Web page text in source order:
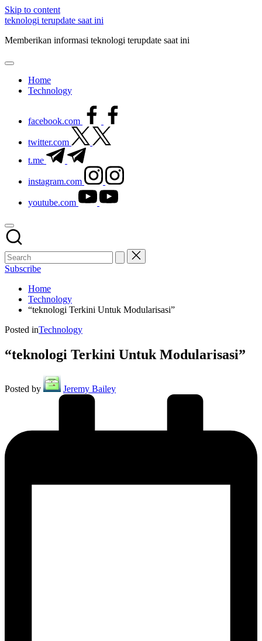
Skip to content
teknologi terupdate saat ini
Memberikan informasi teknologi terupdate saat ini
Home
Technology
facebook.com
twitter.com
t.me
instagram.com
youtube.com
Subscribe
Home
Technology
“teknologi Terkini Untuk Modularisasi”
Posted inTechnology
“teknologi Terkini Untuk Modularisasi”
Posted by Jeremy Bailey